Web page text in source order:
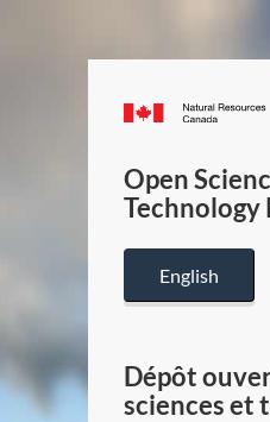
Open
Technology
English
Dépôt
sciences et